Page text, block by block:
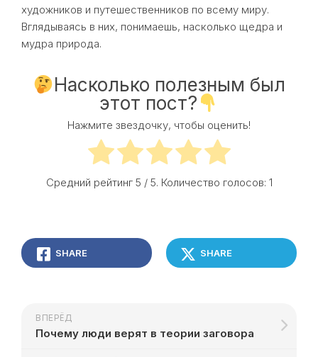
художников и путешественников по всему миру.
Вглядываясь в них, понимаешь, насколько щедра и
мудра природа.
Насколько полезным был
этот пост?
Нажмите звездочку, чтобы оценить!
Средний рейтинг 5 / 5. Количество голосов: 1
SHARE SHARE
ВПЕРЁД
Почему люди верят в теории заговора